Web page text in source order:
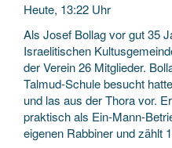
Heute, 13:22 Uhr
Als Josef Bollag vor gut 35
Israelitischen
der Verein 26 Mitglieder.
Talmud-Schule besucht
und las aus der Thora vor.
praktisch als Ein-Mann-
eigenen Rabbiner und zählt